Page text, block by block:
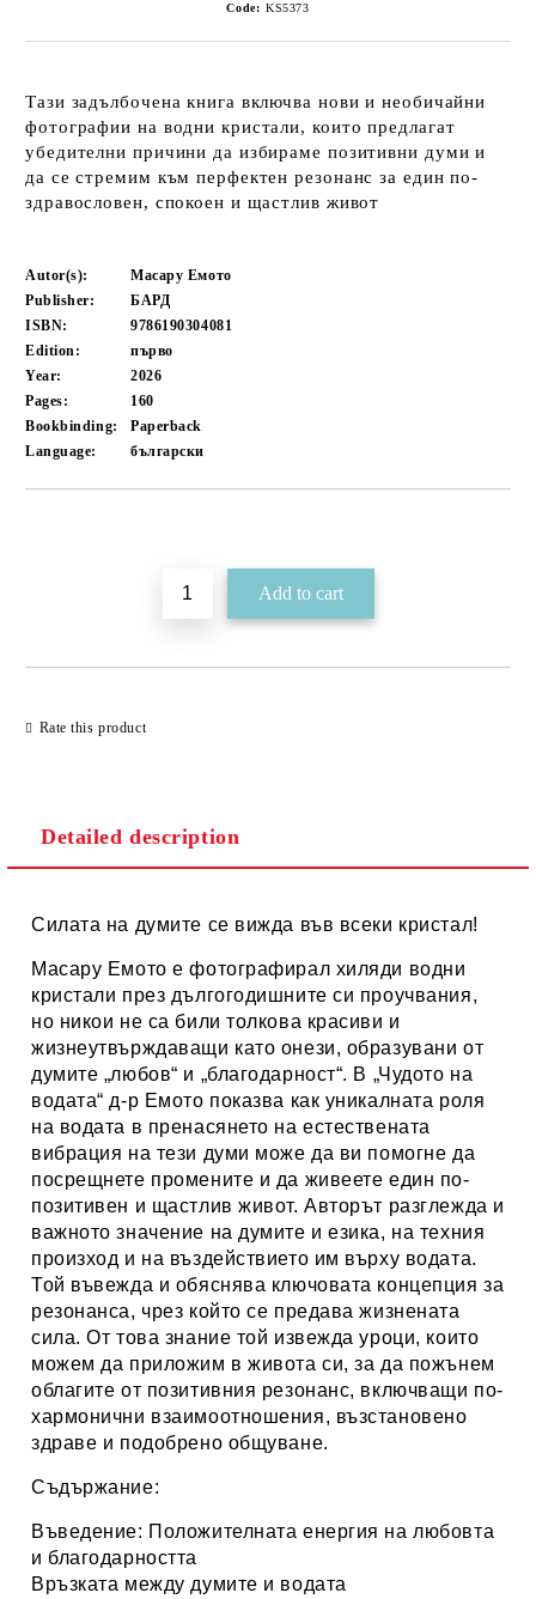
Code: KS5373
Тази задълбочена книга включва нови и необичайни
фотографии на водни кристали, които предлагат
убедителни причини да избираме позитивни думи и
да се стремим към перфектен резонанс за един по-
здравословен, спокоен и щастлив живот
Autor(s):
Масару Емото
Publisher:
БАРД
ISBN:
9786190304081
Edition:
първо
Year:
2026
Pages:
160
Bookbinding:
Paperback
Language:
български
Rate this product
Detailed description
Силата на думите се вижда във всеки кристал!
Масару Емото е фотографирал хиляди водни
кристали през дългогодишните си проучвания,
но никои не са били толкова красиви и
жизнеутвърждаващи като онези, образувани от
думите „любов“ и „благодарност“. В „Чудото на
водата“ д-р Емото показва как уникалната роля
на водата в пренасянето на естествената
вибрация на тези думи може да ви помогне да
посрещнете промените и да живеете един по-
позитивен и щастлив живот. Авторът разглежда и
важното значение на думите и езика, на техния
произход и на въздействието им върху водата.
Той въвежда и обяснява ключовата концепция за
резонанса, чрез който се предава жизнената
сила. От това знание той извежда уроци, които
можем да приложим в живота си, за да пожънем
облагите от позитивния резонанс, включващи по-
хармонични взаимоотношения, възстановено
здраве и подобрено общуване.
Съдържание:
Въведение: Положителната енергия на любовта
и благодарността
Връзката между думите и водата